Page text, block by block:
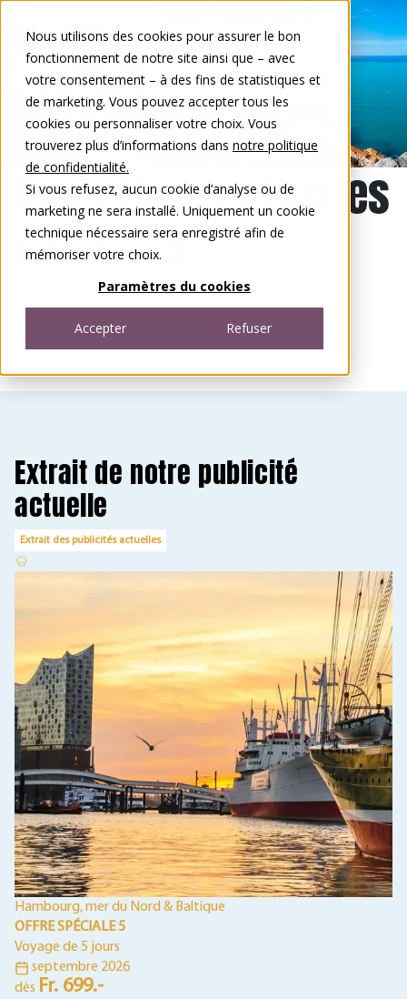
Nous utilisons des cookies pour assurer le bon
fonctionnement de notre site ainsi que – avec
votre consentement – à des fins de statistiques et
de marketing. Vous pouvez accepter tous les
cookies ou personnaliser votre choix. Vous
trouverez plus d’informations dans notre politique
de confidentialité.
Si vous refusez, aucun cookie d’analyse ou de
marketing ne sera installé. Uniquement un cookie
technique nécessaire sera enregistré afin de
mémoriser votre choix.
Paramètres du cookies
Accepter Refuser
Nos offres actuelles
car-tours
DEFR
Open menu
Extrait de notre publicité
actuelle
Extrait des publicités actuelles
Hambourg, mer du Nord & Baltique
OFFRE SPÉCIALE 5
Voyage de 5 jours
septembre 2026
dès Fr. 699.-